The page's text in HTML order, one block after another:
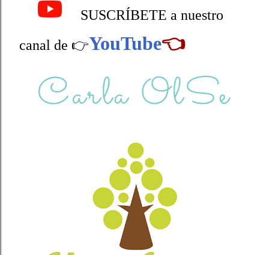
SUSCRÍBETE a nuestro
canal de 👉YouTube👈